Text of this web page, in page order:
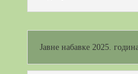
Јавне набавке 2025.